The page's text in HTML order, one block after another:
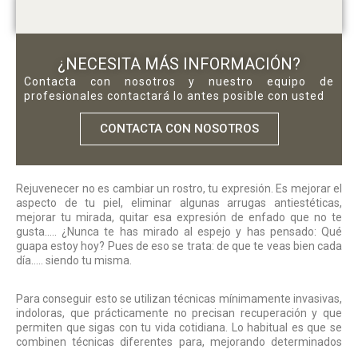
¿NECESITA MÁS INFORMACIÓN?
Contacta con nosotros y nuestro equipo de
profesionales contactará lo antes posible con usted
CONTACTA CON NOSOTROS
Rejuvenecer no es cambiar un rostro, tu expresión. Es mejorar el
aspecto de tu piel, eliminar algunas arrugas antiestéticas,
mejorar tu mirada, quitar esa expresión de enfado que no te
gusta….. ¿Nunca te has mirado al espejo y has pensado: Qué
guapa estoy hoy? Pues de eso se trata: de que te veas bien cada
día….. siendo tu misma.
Para conseguir esto se utilizan técnicas mínimamente invasivas,
indoloras, que prácticamente no precisan recuperación y que
permiten que sigas con tu vida cotidiana. Lo habitual es que se
combinen técnicas diferentes para, mejorando determinados